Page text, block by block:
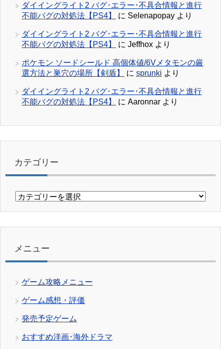
ダイイングライト2 バグ･エラー･不具合情報と進行
不能バグの対処法【PS4】
に Selenapopay より
ダイイングライト2 バグ･エラー･不具合情報と進行
不能バグの対処法【PS4】
に Jeffhox より
ポケモン ソードシールド 高個体値/6Vメタモンの厳
選方法と巣穴の場所【剣盾】
に sprunki より
ダイイングライト2 バグ･エラー･不具合情報と進行
不能バグの対処法【PS4】
に Aaronnar より
カテゴリー
カ
リ
メニュー
ゲーム攻略メニュー
ゲーム感想・評価
発売予定ゲーム
おすすめ洋画･海外ドラマ